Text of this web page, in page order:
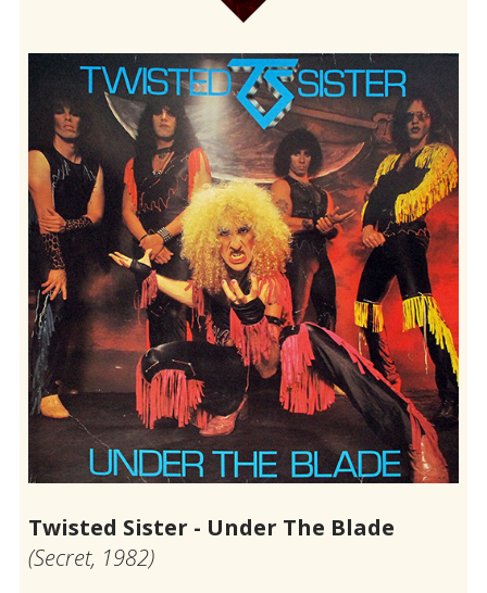
Twisted Sister - Under The Blade
(Secret, 1982)